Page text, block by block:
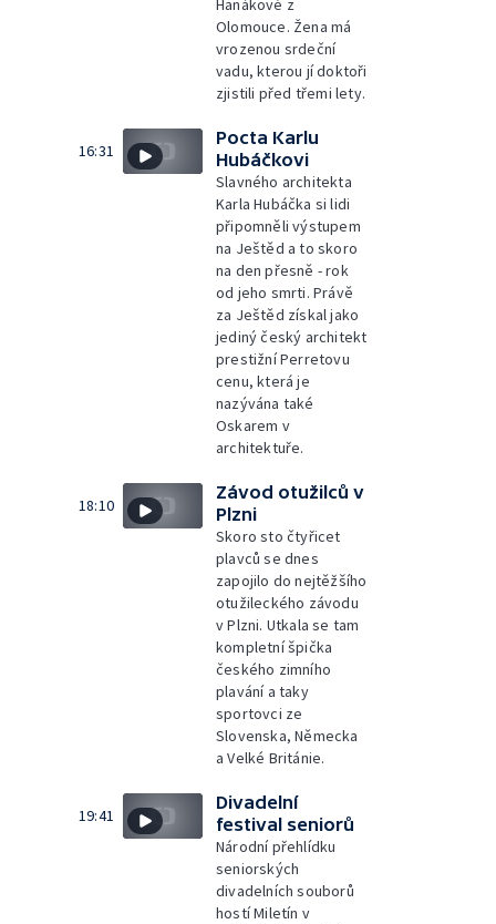
Hanákové z
Olomouce. Žena má
vrozenou srdeční
vadu, kterou jí doktoři
zjistili před třemi lety.
16:31
Pocta Karlu
Hubáčkovi
Slavného architekta
Karla Hubáčka si lidi
připomněli výstupem
na Ještěd a to skoro
na den přesně - rok
od jeho smrti. Právě
za Ještěd získal jako
jediný český architekt
prestižní Perretovu
cenu, která je
nazývána také
Oskarem v
architektuře.
18:10
Závod otužilců v
Plzni
Skoro sto čtyřicet
plavců se dnes
zapojilo do nejtěžšího
otužileckého závodu
v Plzni. Utkala se tam
kompletní špička
českého zimního
plavání a taky
sportovci ze
Slovenska, Německa
a Velké Británie.
19:41
Divadelní
festival seniorů
Národní přehlídku
seniorských
divadelních souborů
hostí Miletín v